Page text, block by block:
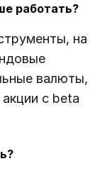
работать?
на
валюты,
с beta